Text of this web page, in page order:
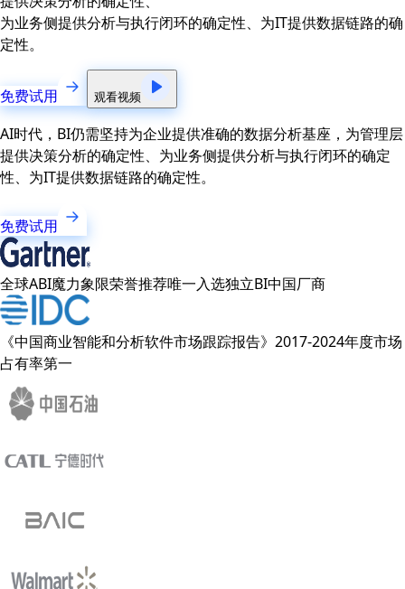
为业务侧提供分析与执行闭环的确定性、为IT提供数据链路的确
定性。
免费试用 观看视频
AI时代，BI仍需坚持为企业提供准确的数据分析基座，为管理层
提供决策分析的确定性、为业务侧提供分析与执行闭环的确定
性、为IT提供数据链路的确定性。
免费试用
全球ABI魔力象限荣誉推荐唯一入选独立BI中国厂商
《中国商业智能和分析软件市场跟踪报告》2017-2024年度市场
占有率第一